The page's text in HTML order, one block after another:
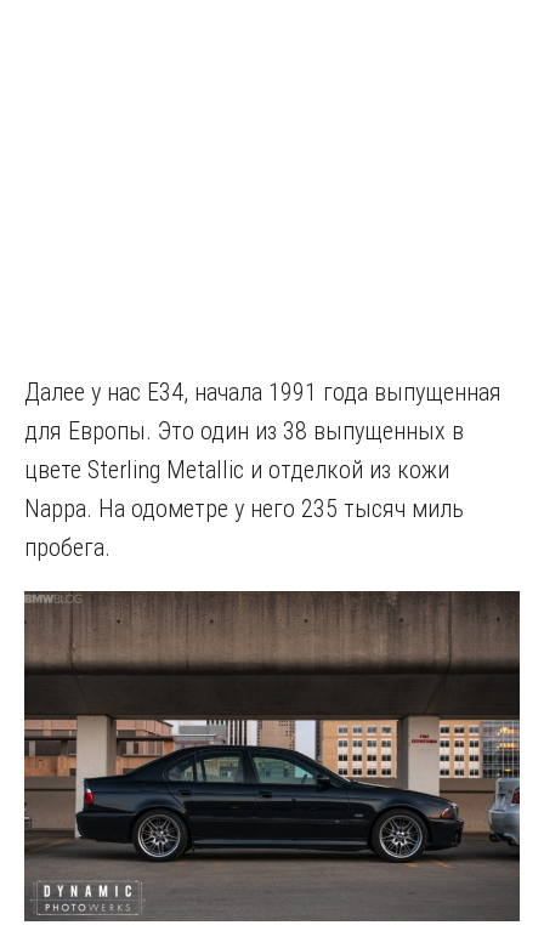
Далее у нас E34, начала 1991 года выпущенная
для Европы. Это один из 38 выпущенных в
цвете Sterling Metallic и отделкой из кожи
Nappa. На одометре у него 235 тысяч миль
пробега.